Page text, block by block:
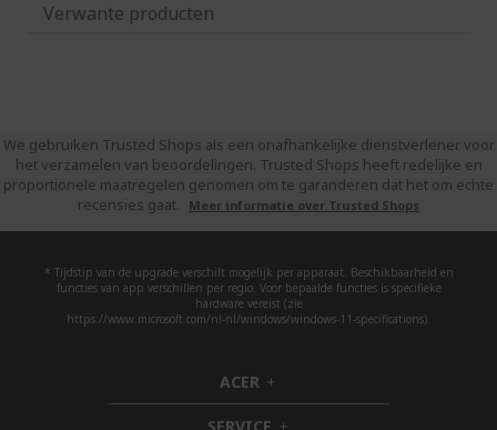
Verwante producten
We gebruiken Trusted Shops als een onafhankelijke dienstverlener voor
het verzamelen van beoordelingen. Trusted Shops heeft redelijke en
proportionele maatregelen genomen om te garanderen dat het om echte
recensies gaat.
Meer informatie over Trusted Shops
* Tijdstip van de upgrade verschilt mogelijk per apparaat. Beschikbaarheid en
functies van app verschillen per regio. Voor bepaalde functies is specifieke
hardware vereist (zie
https://www.microsoft.com/nl-nl/windows/windows-11-specifications).
ACER h
i